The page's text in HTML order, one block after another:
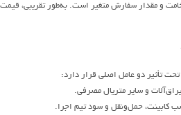
و سایر متریال مصرفی.
کابینت، حمل‌ونقل و سود تیم اجرا.